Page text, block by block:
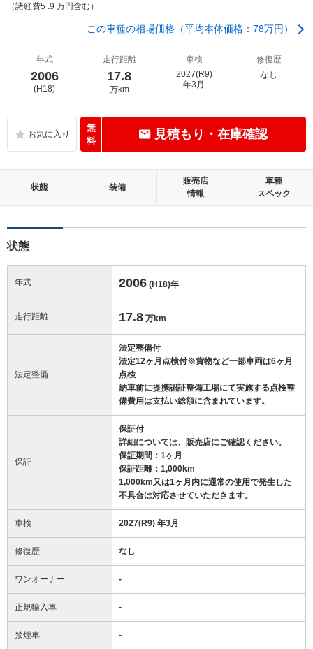
（諸経費5 .9 万円含む）
この車種の相場価格（平均本体価格：78万円）
年式
2006
(H18)
走行距離
17.8
万km
車検
2027(R9)
年3月
修復歴
なし
無
料
見積もり・在庫確認
状態 装備
販売店
情報
車種
スペック
状態
年式 2006 (H18)年
走行距離 17.8 万km
法定整備
法定整備付
法定12ヶ月点検付※貨物など一部車両は6ヶ月
点検
納車前に提携認証整備工場にて実施する点検整
備費用は支払い総額に含まれています。
保証
保証付
詳細については、販売店にご確認ください。
保証期間：1ヶ月
保証距離：1,000km
1,000km又は1ヶ月内に通常の使用で発生した
不具合は対応させていただきます。
車検 2027(R9) 年3月
修復歴 なし
ワンオーナー -
正規輸入車 -
禁煙車 -